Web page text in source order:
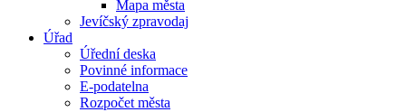
Mapa města
Jevíčský zpravodaj
Úřad
Úřední deska
Povinné informace
E-podatelna
Rozpočet města